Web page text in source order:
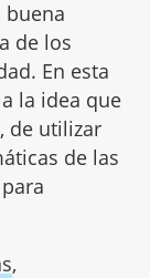
buena
de los
En esta
la idea que
de utilizar
de las
,